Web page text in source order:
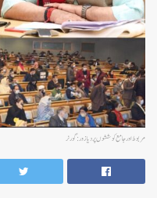
مربوط اور جامع کوششوں پر دیا زور:گورنر